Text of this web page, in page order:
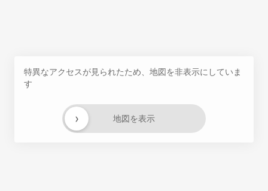
特異なアクセスが見られたため、地図を非表示にしていま
す
地図を表示
›